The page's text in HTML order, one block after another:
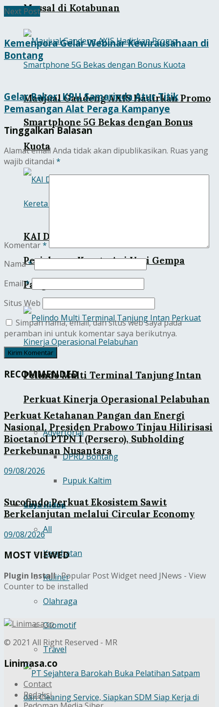
Massal di Kotabunan
Maujual Gandeng AXIS Hadirkan Promo
Smartphone 5G Bekas dengan Bonus
Kuota
KAI Daop 2 Pastikan Keselamatan
Perjalanan Kereta Api Usai Gempa
Pangandaran
Pelindo Multi Terminal Tanjung Intan
Perkuat Kinerja Operasional Pelabuhan
Advertorial
DPRD Bontang
Pupuk Kaltim
Gaya Hidup
All
Kesehatan
Kuliner
Olahraga
Otomotif
Travel
Next Post
Kemenpora Gelar Webinar Kewirausahaan di
Bontang
Gelar Rakor, KPU Samarinda Atur Titik
Pemasangan Alat Peraga Kampanye
Tinggalkan Balasan
Alamat email Anda tidak akan dipublikasikan. Ruas yang
wajib ditandai *
Komentar*
Nama*
Email*
Situs Web
Simpan nama, email, dan situs web saya pada
peramban ini untuk komentar saya berikutnya.
RECOMMENDED
Perkuat Ketahanan Pangan dan Energi
Nasional, Presiden Prabowo Tinjau Hilirisasi
Bioetanol PTPN I (Persero), Subholding
Perkebunan Nusantara
09/08/2026
Sucofindo Perkuat Ekosistem Sawit
Berkelanjutan melalui Circular Economy
09/08/2026
MOST VIEWED
Plugin Install: Popular Post Widget need JNews - View
Counter to be installed
© 2021 All Right Reserved - MR
Linimasa.co
Contact
Redaksi